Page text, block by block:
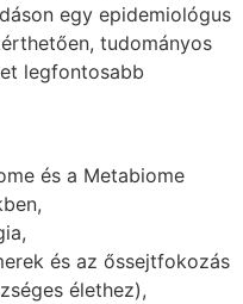
egy epidemiológus
tudományos
legfontosabb
és a Metabiome
és az őssejtfokozás
élethez),